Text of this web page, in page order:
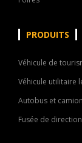
PRODUITS
Véhicule de
Véhicule utilitaire
Autobus et camion
Fusée de direction